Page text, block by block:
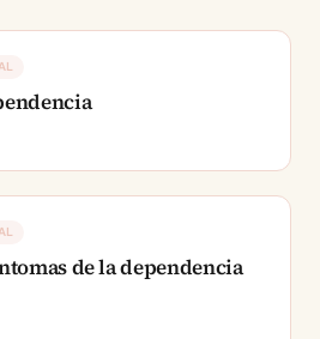
de la dependencia